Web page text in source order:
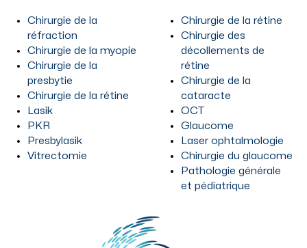
Chirurgie de la
réfraction
Chirurgie de la myopie
Chirurgie de la
presbytie
Chirurgie de la rétine
Lasik
PKR
Presbylasik
Vitrectomie
Chirurgie de la rétine
Chirurgie des
décollements de
rétine
Chirurgie de la
cataracte
OCT
Glaucome
Laser ophtalmologie
Chirurgie du glaucome
Pathologie générale
et pédiatrique